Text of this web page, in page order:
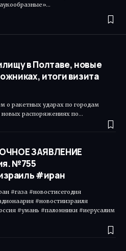
в Полтаве, новые
итоги визита
о ракетных ударах по городам
распоряжениях по…
ЗАЯВЛЕНИЕ
№755
#иран
#газа #новостисегодня
#новостиизраиля
#умань #паломники #иерусалим